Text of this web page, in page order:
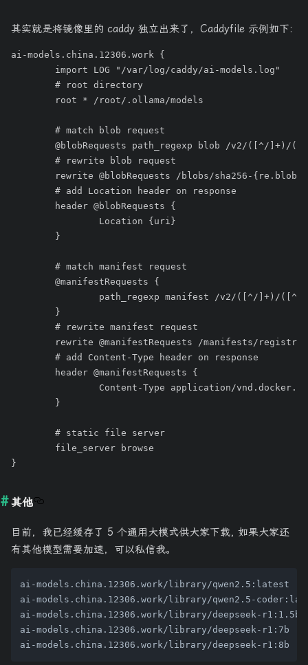
其实就是将镜像里的 caddy 独立出来了，Caddyfile 示例如下:
ai-models.china.12306.work {
其他
目前，我已经缓存了 5 个通用大模式供大家下载, 如果大家还
有其他模型需要加速，可以私信我。
ai-models.china.12306.work/library/qwen2.5:latest
ai-models.china.12306.work/library/qwen2.5-
ai-models.china.12306.work/library/deepseek-r1:1.5b
ai-models.china.12306.work/library/deepseek-r1:7b